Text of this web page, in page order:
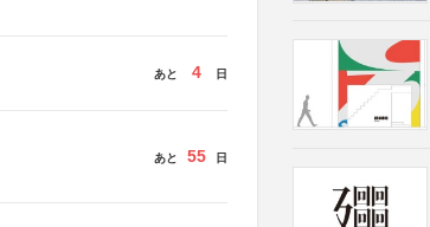
あと 4 日
あと 55 日